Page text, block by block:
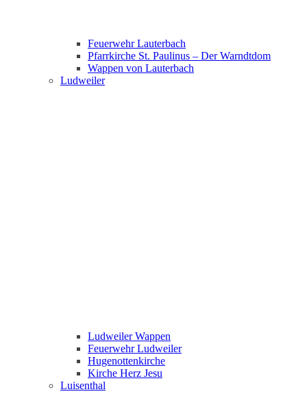
Feuerwehr Lauterbach
Pfarrkirche St. Paulinus – Der Warndtdom
Wappen von Lauterbach
Ludweiler
Ludweiler Wappen
Feuerwehr Ludweiler
Hugenottenkirche
Kirche Herz Jesu
Luisenthal